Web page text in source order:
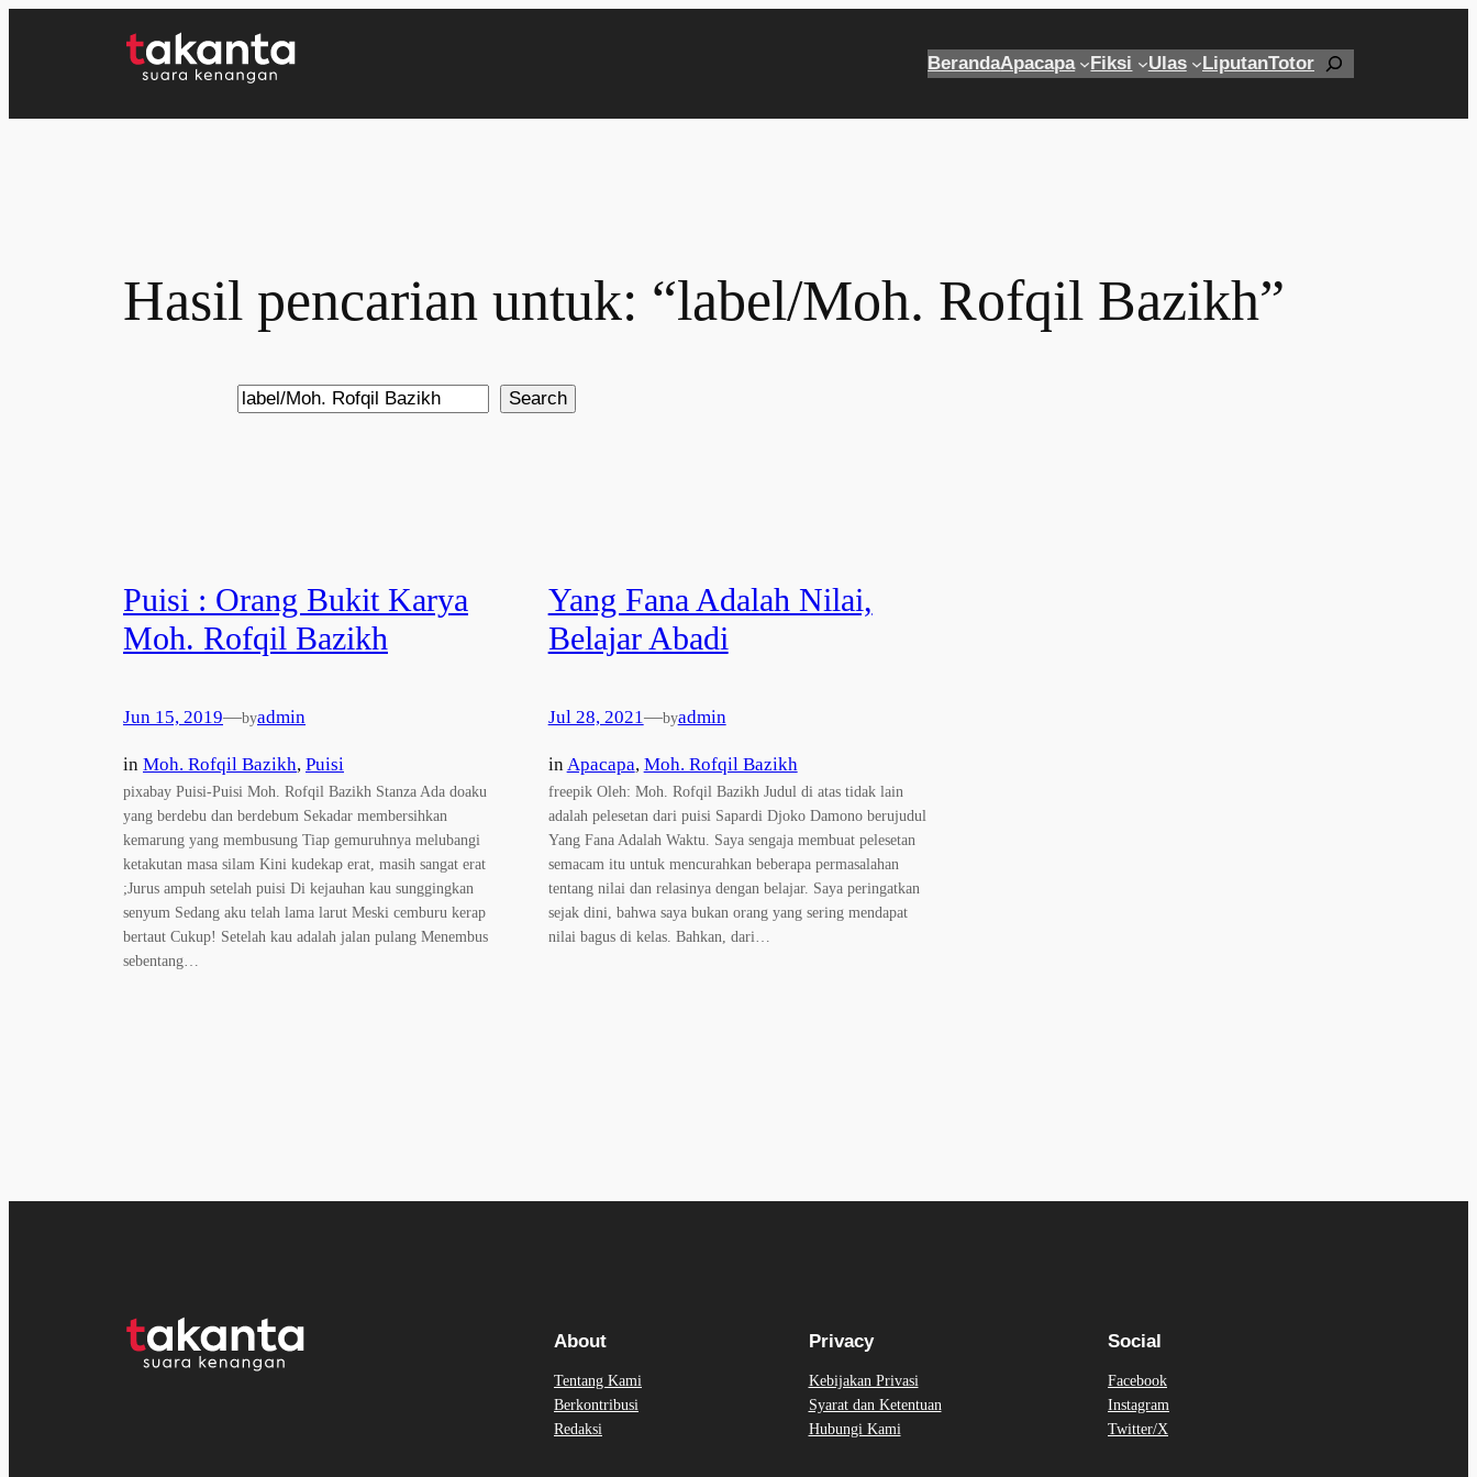
BerandaApacapa Fiksi Ulas LiputanTotorCari
Hasil pencarian untuk: “label/Moh. Rofqil Bazikh”
Search Search
Puisi : Orang Bukit Karya
Moh. Rofqil Bazikh
Jun 15, 2019—byadmin
in Moh. Rofqil Bazikh, Puisi
pixabay Puisi-Puisi Moh. Rofqil Bazikh Stanza Ada doaku
yang berdebu dan berdebum Sekadar membersihkan
kemarung yang membusung Tiap gemuruhnya melubangi
ketakutan masa silam Kini kudekap erat, masih sangat erat
;Jurus ampuh setelah puisi Di kejauhan kau sunggingkan
senyum Sedang aku telah lama larut Meski cemburu kerap
bertaut Cukup! Setelah kau adalah jalan pulang Menembus
sebentang…
Yang Fana Adalah Nilai,
Belajar Abadi
Jul 28, 2021—byadmin
inApacapa, Moh. Rofqil Bazikh
freepik Oleh: Moh. Rofqil Bazikh Judul di atas tidak lain
adalah pelesetan dari puisi Sapardi Djoko Damono berujudul
Yang Fana Adalah Waktu. Saya sengaja membuat pelesetan
semacam itu untuk mencurahkan beberapa permasalahan
tentang nilai dan relasinya dengan belajar. Saya peringatkan
sejak dini, bahwa saya bukan orang yang sering mendapat
nilai bagus di kelas. Bahkan, dari…
About
Tentang Kami
Berkontribusi
Redaksi
Privacy
Kebijakan Privasi
Syarat dan Ketentuan
Hubungi Kami
Social
Facebook
Instagram
Twitter/X